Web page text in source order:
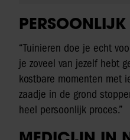
“Tuinieren doe je echt
je zoveel van jezelf hebt
kostbare momenten met
zaadje in de grond
heel persoonlijk proces.”